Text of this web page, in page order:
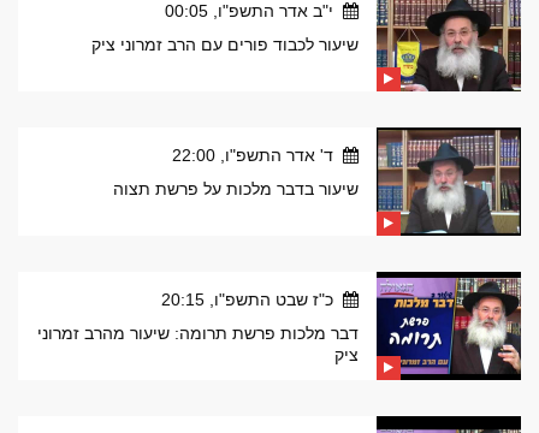
י"ב אדר התשפ"ו, 00:05
שיעור לכבוד פורים עם הרב זמרוני ציק
ד' אדר התשפ"ו, 22:00
שיעור בדבר מלכות על פרשת תצוה
כ"ז שבט התשפ"ו, 20:15
דבר מלכות פרשת תרומה: שיעור מהרב זמרוני
ציק